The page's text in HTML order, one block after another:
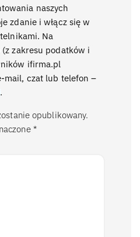
naszych
zdanie i włącz się w
Na
zakresu podatków i
ifirma.pl
mail, czat lub telefon –
.
opublikowany.
*